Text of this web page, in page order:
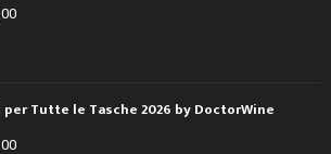
Tutte le Tasche 2026 by DoctorWine